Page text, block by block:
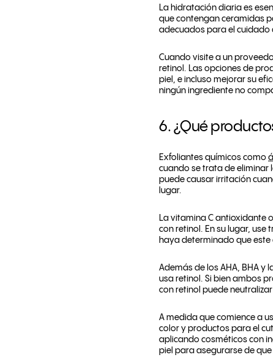
La hidratación diaria es
que contengan ceramidas
adecuados para el cuidado
Cuando visite a un
retinol. Las opciones de
piel, e incluso mejorar su
ningún ingrediente no
6. ¿Qué
Exfoliantes químicos como
cuando se trata de eliminar
puede causar irritación
lugar.
La vitamina C antioxidante
con retinol. En su lugar,
haya determinado que este
Además de los AHA, BHA y
usa retinol. Si bien ambos
con retinol puede
A medida que comience a
color y productos para el
aplicando cosméticos con
piel para asegurarse de